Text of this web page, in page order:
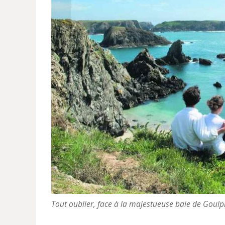
Tout oublier, face à la majestueuse baie de